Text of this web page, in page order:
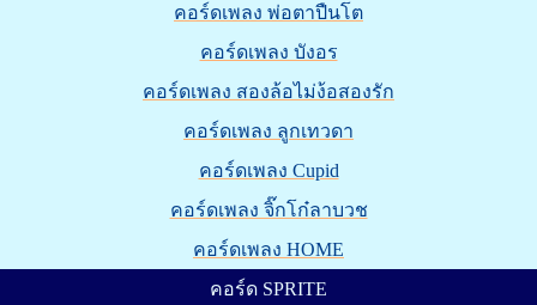
คอร์ดเพลง พ่อตาปืนโต
คอร์ดเพลง บังอร
คอร์ดเพลง สองล้อไม่ง้อสองรัก
คอร์ดเพลง ลูกเทวดา
คอร์ดเพลง Cupid
คอร์ดเพลง จิ๊กโก๋ลาบวช
คอร์ดเพลง HOME
คอร์ด SPRITE